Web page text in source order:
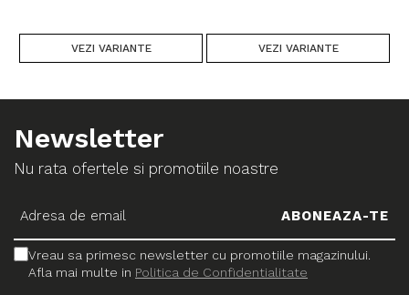
VEZI VARIANTE VEZI VARIANTE
Newsletter
Nu rata ofertele si promotiile noastre
Vreau sa primesc newsletter cu promotiile magazinului.
Afla mai multe in Politica de Confidentialitate